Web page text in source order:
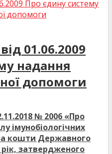
01.06.2009
надання
допомоги
№ 2006 «Про
імунобіологічних
кошти Державного
затвердженого